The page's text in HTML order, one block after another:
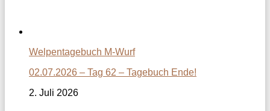
Welpentagebuch M-Wurf
02.07.2026 – Tag 62 – Tagebuch Ende!
2. Juli 2026